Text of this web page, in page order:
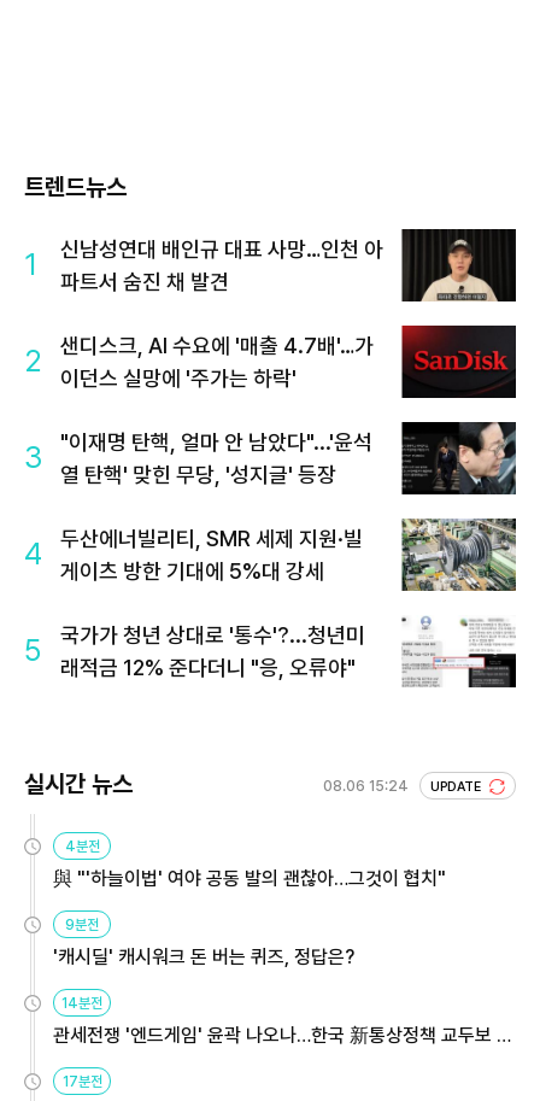
트렌드뉴스
1
신남성연대 배인규 대표 사망…인천 아
파트서 숨진 채 발견
2
샌디스크, AI 수요에 '매출 4.7배'…가
이던스 실망에 '주가는 하락'
3
"이재명 탄핵, 얼마 안 남았다"...'윤석
열 탄핵' 맞힌 무당, '성지글' 등장
4
두산에너빌리티, SMR 세제 지원·빌
게이츠 방한 기대에 5%대 강세
5
국가가 청년 상대로 '통수'?...청년미
래적금 12% 준다더니 "응, 오류야"
실시간 뉴스 08.06 15:24 UPDATE
4분전
與 "'하늘이법' 여야 공동 발의 괜찮아…그것이 협치"
9분전
'캐시딜' 캐시워크 돈 버는 퀴즈, 정답은?
14분전
관세전쟁 '엔드게임' 윤곽 나오나…한국 新통상정책 교두보 활
17분전